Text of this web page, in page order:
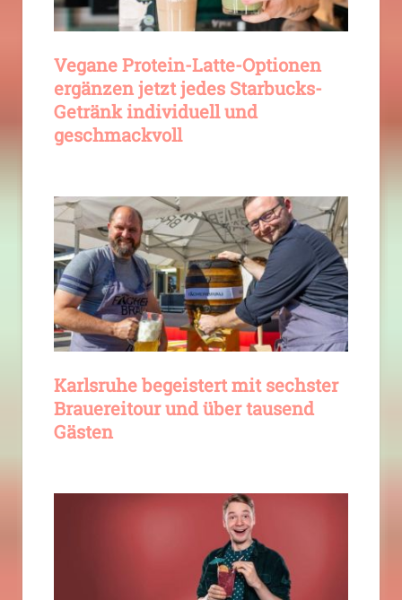
Vegane Protein-Latte-Optionen
ergänzen jetzt jedes Starbucks-
Getränk individuell und
geschmackvoll
Karlsruhe begeistert mit sechster
Brauereitour und über tausend
Gästen